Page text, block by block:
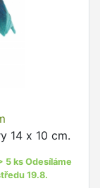
14 x 10 cm.
5 ks Odesíláme
19.8.